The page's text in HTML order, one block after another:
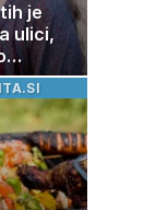
je
ulici,
ves